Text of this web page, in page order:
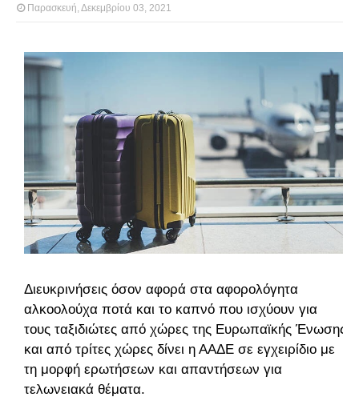
Παρασκευή, Δεκεμβρίου 03, 2021
Διευκρινήσεις όσον αφορά στα αφορολόγητα
αλκοολούχα ποτά και το καπνό που ισχύουν για
τους ταξιδιώτες από χώρες της Ευρωπαϊκής Ένωσης
και από τρίτες χώρες δίνει η ΑΑΔΕ σε εγχειρίδιο με
τη μορφή ερωτήσεων και απαντήσεων για
τελωνειακά θέματα.